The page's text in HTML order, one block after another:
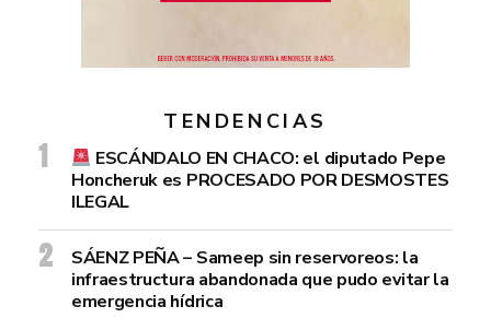
TENDENCIAS
ESCÁNDALO EN CHACO: el diputado Pepe
Honcheruk es PROCESADO POR DESMOSTES
ILEGAL
SÁENZ PEÑA – Sameep sin reservoreos: la
infraestructura abandonada que pudo evitar la
emergencia hídrica